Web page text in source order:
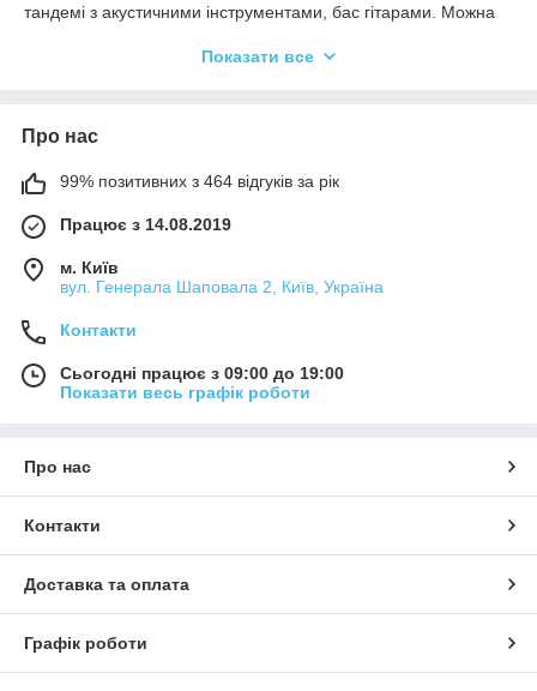
тандемі з акустичними інструментами, бас гітарами. Можна
посередник для
звуковидобуванн
я, але в чому
точно не
доводиться
сумніватися, так
це в необхідності
такого
грі з
м. Так, сучасні
віртуози
техніки, де до
підключаються пальці, однак такий стиль гри швидше
покликаний розширити діапазон звучання інструменту, а не
замінити усталену школу гри на електрогітарі.
Вибираємо свій гітарний «смичок»
Ми пропонуємо купити медіатори для гітари в наборах,
Показати все
Про нас
99% позитивних з 464 відгуків за рік
Працює з 14.08.2019
м. Київ
вул. Генерала Шаповала 2, Київ, Україна
Контакти
Сьогодні працює з 09:00 до 19:00
Показати весь графік роботи
Про нас
Контакти
Доставка та оплата
Графік роботи